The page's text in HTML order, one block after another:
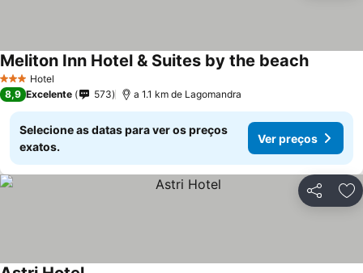
3 EstrelasHotel
Meliton Inn Hotel & Suites by the beach
8,9 Excelente 573 a 1.1 km de Lagomandra
Selecione as datas para ver os preços
exatos.
Ver preços
Partilhar